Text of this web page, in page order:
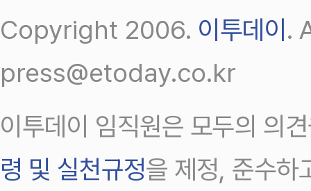
Copyright 2006. 이투데이 .
press@etoday.co.kr
이투데이 임직원은 모두의 의
령 및 실천규정을 제정, 준수하